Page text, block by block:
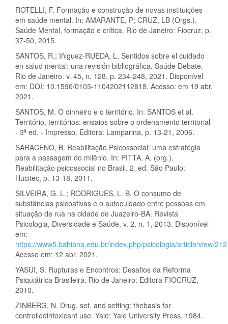
ROTELLI, F. Formação e construção de novas instituições
em saúde mental. In: AMARANTE, P; CRUZ, LB (Orgs.).
Saúde Mental, formação e crítica. Rio de Janeiro: Fiocruz, p.
37-50, 2015.
SANTOS, R.; Iñiguez-RUEDA, L. Sentidos sobre el cuidado
en salud mental: una revisión bibliográfica. Saúde Debate.
Rio de Janeiro. v. 45, n. 128, p. 234-248, 2021. Disponível
em: DOI: 10.1590/0103-1104202112818. Acesso: em 19 abr.
2021.
SANTOS, M. O dinheiro e o território. In: SANTOS et al.
Território, territórios: ensaios sobre o ordenamento territorial
- 3ª ed. - Impresso. Editora: Lamparina, p. 13-21, 2006.
SARACENO, B. Reabilitação Psicossocial: uma estratégia
para a passagem do milênio. In: PITTA, A. (org.).
Reabilitação psicossocial no Brasil. 2. ed. São Paulo:
Hucitec, p. 13-18, 2011.
SILVEIRA, G. L.; RODRIGUES, L. B. O consumo de
substâncias psicoativas e o autocuidado entre pessoas em
situação de rua na cidade de Juazeiro-BA. Revista
Psicologia, Diversidade e Saúde, v. 2, n. 1, 2013. Disponível
em:
https://www5.bahiana.edu.br/index.php/psicologia/article/view/212
Acesso em: 12 abr. 2021.
YASUI, S. Rupturas e Encontros: Desafios da Reforma
Psiquiátrica Brasileira. Rio de Janeiro: Editora FIOCRUZ,
2010.
ZINBERG, N. Drug, set, and setting: thebasis for
controlledintoxicant use. Yale: Yale University Press, 1984.